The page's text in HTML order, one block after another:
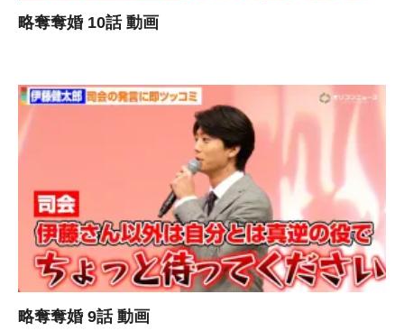
略奪奪婚 10話 動画
略奪奪婚 9話 動画